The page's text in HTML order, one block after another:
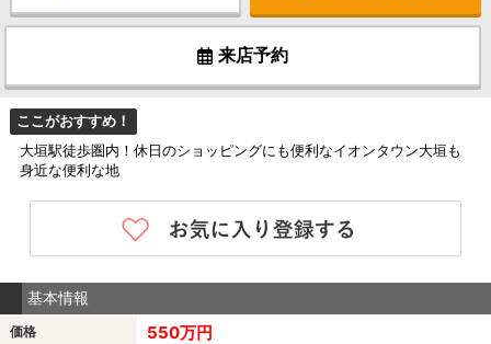
来店予約
ここがおすすめ！
大垣駅徒歩圏内！休日のショッピングにも便利なイオンタウン大垣も
身近な便利な地
基本情報
価格 550万円